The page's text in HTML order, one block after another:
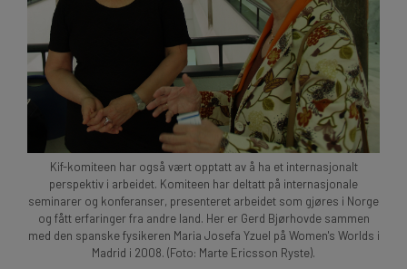
Kif-komiteen har også vært opptatt av å ha et internasjonalt
perspektiv i arbeidet. Komiteen har deltatt på internasjonale
seminarer og konferanser, presenteret arbeidet som gjøres i Norge
og fått erfaringer fra andre land. Her er Gerd Bjørhovde sammen
med den spanske fysikeren Maria Josefa Yzuel på Women's Worlds i
Madrid i 2008. (Foto: Marte Ericsson Ryste).